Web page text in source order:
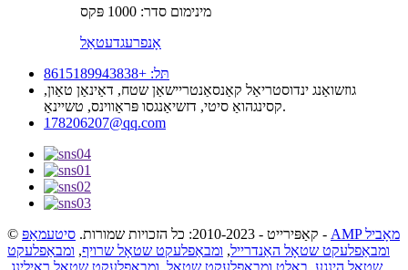
מינימום סדר: 1000 פּקס
אָנפרעגדעטאַל
תּל: +8615189943838
גוזשואַנג ינדוסטריאַל קאַנסאַנטריישאַן שטח, דאַינאַן טאַון,
קסינגהואַ סיטי, דזשיאַנגסו פּראַווינס, טשיינאַ.
178206207@qq.com
© קאַפּירייט - 2010-2023: כל הזכויות שמורות. סיטעמאַפּ -
AMP מאָביל
ומבאַפלעקט שטאָל האַנדרייל, ומבאַפלעקט שטאָל שרויף, ומבאַפלעקט
שטאָל הינגע באָלט ומבאַפלעקט שטאָל ומבאַפלעקט שטאָל ראַילינג